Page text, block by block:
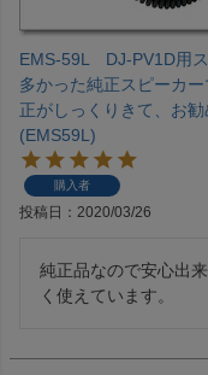
EMS-59L DJ-PV1D用
多かった純正スピーカ
正がしっくりきて、お
(EMS59L)
購入者
投稿日 2020/03/26
純正品なので安心出
く使えています。